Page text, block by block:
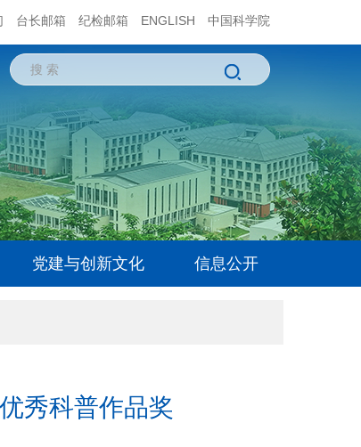
台长邮箱 纪检邮箱 ENGLISH 中国科学院
党建与创新文化 信息公开
秀科普作品奖